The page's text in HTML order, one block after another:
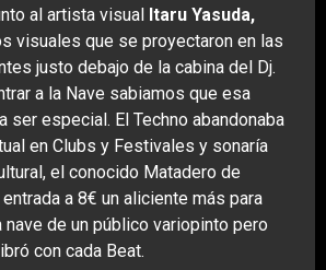
al artista visual Itaru Yasuda,
visuales que se proyectaron en las
justo debajo de la cabina del Dj.
a la Nave sabiamos que esa
ser especial. El Techno abandonaba
en Clubs y Festivales y sonaría
el conocido Matadero de
a 8€ un aliciente más para
nave de un público variopinto pero
con cada Beat.